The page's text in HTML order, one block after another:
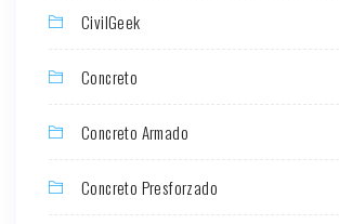
CivilGeek
Concreto
Concreto Armado
Concreto Presforzado